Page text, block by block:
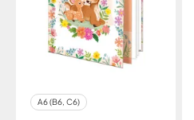
A6 (B6, C6)